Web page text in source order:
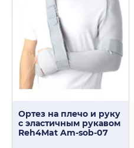
Ортез на плечо и руку
с эластичным рукавом
Reh4Mat Am-sob-07